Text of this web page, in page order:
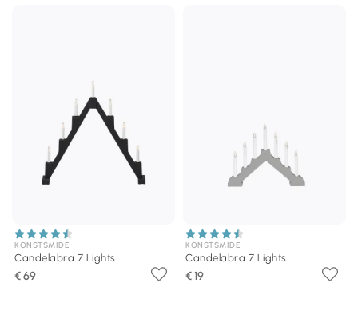
KONSTSMIDE
Candelabra 7 Lights
€ 69
KONSTSMIDE
Candelabra 7 Lights
€ 19